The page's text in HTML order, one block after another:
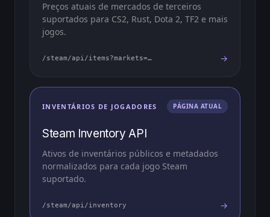
Preços atuais de mercados de terceiros
suportados para CS2, Rust, Dota 2, TF2 e mais
jogos.
/steam/api/items?markets=… →
INVENTÁRIOS DE JOGADORES PÁGINA ATUAL
Steam Inventory API
Ativos de inventários públicos e metadados
normalizados para cada jogo Steam
suportado.
/steam/api/inventory →